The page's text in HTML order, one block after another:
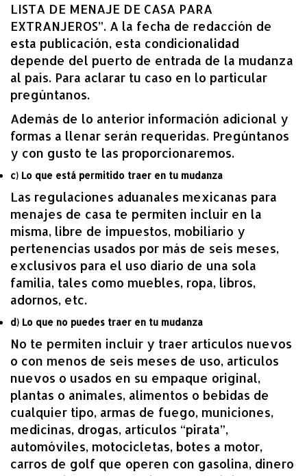
LISTA DE MENAJE DE CASA PARA
EXTRANJEROS”. A la fecha de redacción de
esta publicación, esta condicionalidad
depende del puerto de entrada de la mudanza
al país. Para aclarar tu caso en lo particular
pregúntanos.
Además de lo anterior información adicional y
formas a llenar serán requeridas. Pregúntanos
y con gusto te las proporcionaremos.
c) Lo que está permitido traer en tu mudanza
Las regulaciones aduanales mexicanas para
menajes de casa te permiten incluir en la
misma, libre de impuestos, mobiliario y
pertenencias usados por más de seis meses,
exclusivos para el uso diario de una sola
familia, tales como muebles, ropa, libros,
adornos, etc.
d) Lo que no puedes traer en tu mudanza
No te permiten incluir y traer artículos nuevos
o con menos de seis meses de uso, artículos
nuevos o usados en su empaque original,
plantas o animales, alimentos o bebidas de
cualquier tipo, armas de fuego, municiones,
medicinas, drogas, artículos “pirata”,
automóviles, motocicletas, botes a motor,
carros de golf que operen con gasolina, dinero